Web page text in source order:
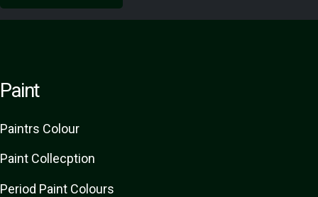
Paint
Paintrs Colour
Paint Collecption
Period Paint Colours